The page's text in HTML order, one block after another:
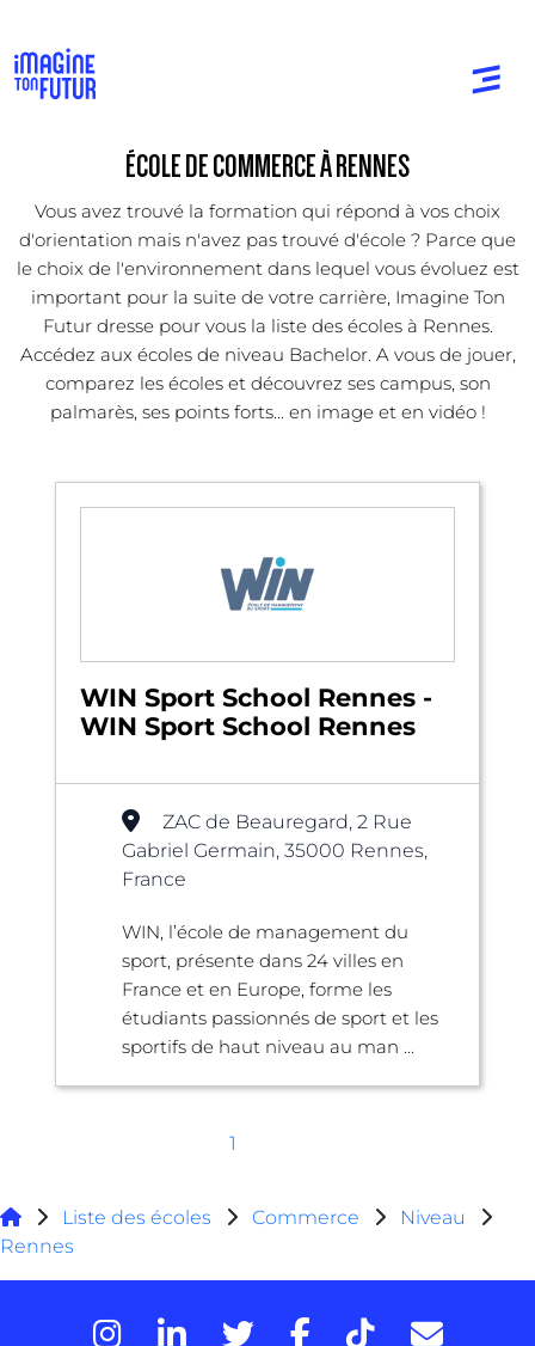
ÉCOLE DE COMMERCE À RENNES
Vous avez trouvé la formation qui répond à vos choix
d'orientation mais n'avez pas trouvé d'école ? Parce que
le choix de l'environnement dans lequel vous évoluez est
important pour la suite de votre carrière, Imagine Ton
Futur dresse pour vous la liste des écoles à Rennes.
Accédez aux écoles de niveau Bachelor. A vous de jouer,
comparez les écoles et découvrez ses campus, son
palmarès, ses points forts... en image et en vidéo !
WIN Sport School Rennes -
WIN Sport School Rennes
ZAC de Beauregard, 2 Rue
Gabriel Germain, 35000 Rennes,
France
WIN, l’école de management du
sport, présente dans 24 villes en
France et en Europe, forme les
étudiants passionnés de sport et les
sportifs de haut niveau au man ...
1
Liste des écoles Commerce
Niveau
Rennes